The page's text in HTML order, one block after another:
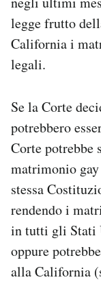
legge frutto
California i
legali.
Se la Corte
potrebbero
Corte
matrimonio
stessa
rendendo i
in tutti gli Stati
oppure
alla California